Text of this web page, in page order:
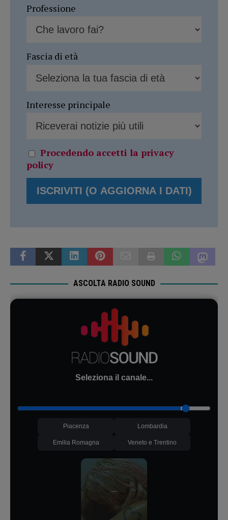
Professione
Fascia di età
Interesse principale
Procedendo accetti la privacy
policy
ASCOLTA RADIO SOUND
Seleziona il canale...
Piacenza Lombardia
Emilia Romagna Veneto e Trentino